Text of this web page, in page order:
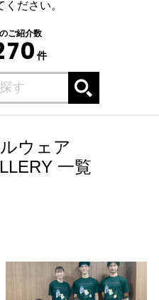
ださい。
ご紹介数
件
ウェア
一覧